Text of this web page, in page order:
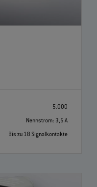
5.000
Nennstrom: 3,5 A
Bis zu 18 Signalkontakte